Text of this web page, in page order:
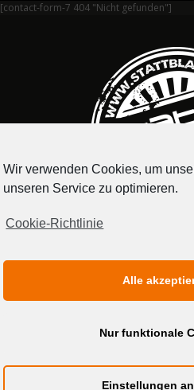
[contact-form-7 404 "Nicht gefunden"]
Wir verwenden Cookies, um
unseren Service zu optimieren.
Cookie-Richtlinie
Alle
Nur funktionale
Einstellungen